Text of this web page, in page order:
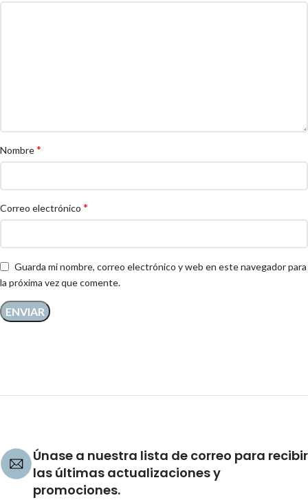
Nombre*
Correo electrónico *
Guarda mi nombre, correo electrónico y web en este navegador para
la próxima vez que comente.
Únase a nuestra lista de correo para recibir
las últimas actualizaciones y
promociones.